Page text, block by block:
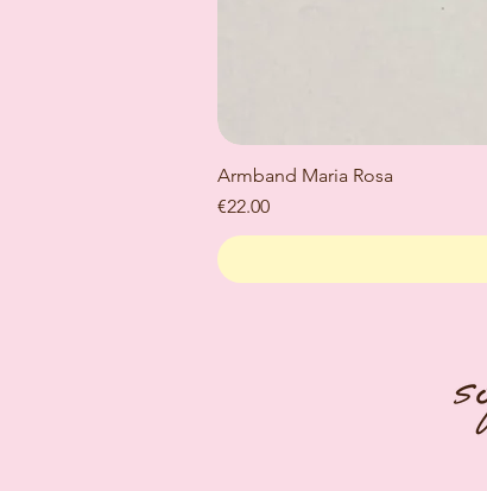
Armband Maria Rosa
Price
€22.00